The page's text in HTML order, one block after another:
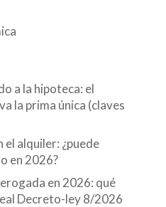
a la hipoteca: el
la prima única (claves
el alquiler: ¿puede
en 2026?
en 2026: qué
Decreto-ley 8/2026